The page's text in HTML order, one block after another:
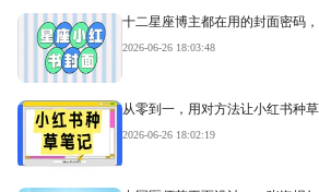
十二星座博主都在用的封面密码
2026-06-26 18:03:48
从零到一，用对方法让小红书种
2026-06-26 18:02:19